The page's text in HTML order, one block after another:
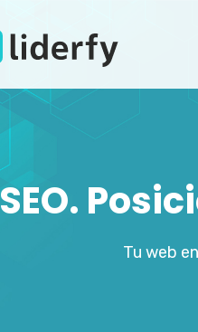
SEO.
Tu web